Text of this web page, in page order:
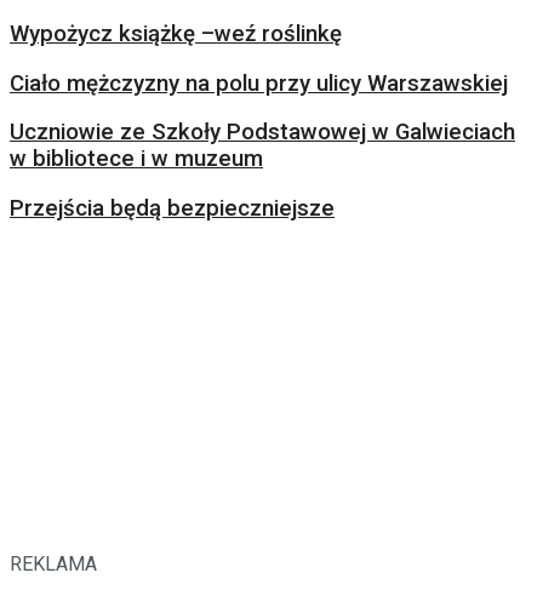
Wypożycz książkę –weź roślinkę
Ciało mężczyzny na polu przy ulicy Warszawskiej
Uczniowie ze Szkoły Podstawowej w Galwieciach
w bibliotece i w muzeum
Przejścia będą bezpieczniejsze
REKLAMA